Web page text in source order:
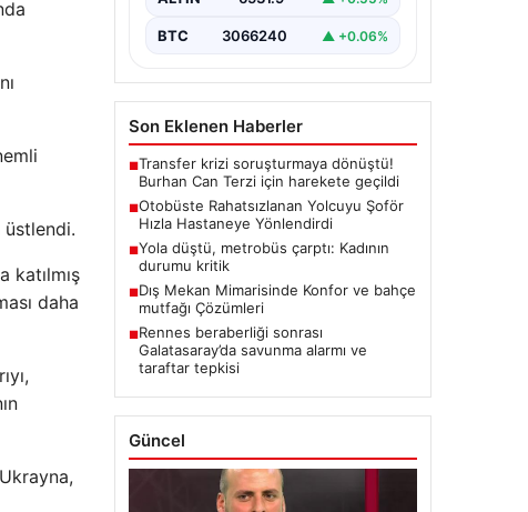
üstlendi.
katılmış
daha
BTC 3066240 ▲ +0.06%
Son Eklenen Haberler
■Transfer krizi soruşturmaya dönüştü!
Burhan Can Terzi için harekete geçildi
■Otobüste Rahatsızlanan Yolcuyu Şoför
Hızla Hastaneye Yönlendirdi
■Yola düştü, metrobüs çarptı: Kadının
durumu kritik
■Dış Mekan Mimarisinde Konfor ve bahçe
mutfağı Çözümleri
■Rennes beraberliği sonrası
Galatasaray’da savunma alarmı ve
taraftar tepkisi
Güncel